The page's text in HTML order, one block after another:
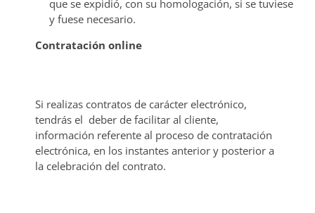
que se expidió, con su homologación, si se tuviese
y fuese necesario.
Contratación online
Si realizas contratos de carácter electrónico,
tendrás el deber de facilitar al cliente,
información referente al proceso de contratación
electrónica, en los instantes anterior y posterior a
la celebración del contrato.